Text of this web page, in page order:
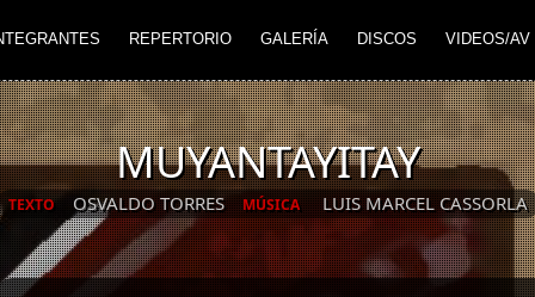
REPERTORIO GALERÍA DISCOS VIDEOS/AV
MUYANTAYITAY
TEXTO OSVALDO TORRES MÚSICA LUIS MARCEL CASSORLA